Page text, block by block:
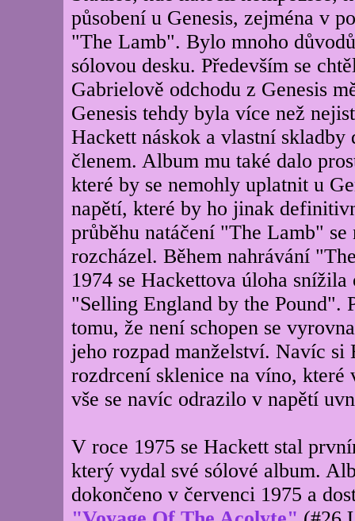
působení u Genesis, zejména v
"The Lamb". Bylo mnoho
sólovou desku. Především se
Gabrielově odchodu z Genesis
Genesis tehdy byla více než
Hackett náskok a vlastní
členem. Album mu také dalo
které by se nemohly uplatnit u
napětí, které by ho jinak
průběhu natáčení "The Lamb"
rozcházel. Během nahrávání
1974 se Hackettova úloha
"Selling England by the Pound".
tomu, že není schopen se
jeho rozpad manželství. Navíc si
rozdrcení sklenice na víno,
vše se navíc odrazilo v napětí
V roce 1975 se Hackett stal
který vydal své sólové album.
dokončeno v červenci 1975 a